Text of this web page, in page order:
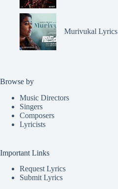
Murivukal Lyrics
Browse by
Music Directors
Singers
Composers
Lyricists
Important Links
Request Lyrics
Submit Lyrics